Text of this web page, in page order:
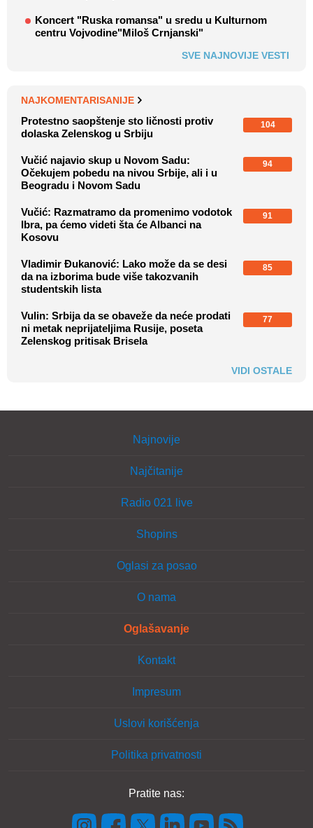
Koncert "Ruska romansa" u sredu u Kulturnom
centru Vojvodine"Miloš Crnjanski"
SVE NAJNOVIJE VESTI
NAJKOMENTARISANIJE
Protestno saopštenje sto ličnosti protiv
dolaska Zelenskog u Srbiju
104
Vučić najavio skup u Novom Sadu:
Očekujem pobedu na nivou Srbije, ali i u
Beogradu i Novom Sadu
94
Vučić: Razmatramo da promenimo vodotok
Ibra, pa ćemo videti šta će Albanci na
Kosovu
91
Vladimir Đukanović: Lako može da se desi
da na izborima bude više takozvanih
studentskih lista
85
Vulin: Srbija da se obaveže da neće prodati
ni metak neprijateljima Rusije, poseta
Zelenskog pritisak Brisela
77
VIDI OSTALE
Najnovije
Najčitanije
Radio 021 live
Shopins
Oglasi za posao
O nama
Oglašavanje
Kontakt
Impresum
Uslovi korišćenja
Politika privatnosti
Pratite nas: